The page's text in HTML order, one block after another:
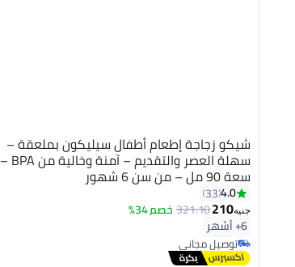
شيكو زجاجة إطعام أطفال سيليكون بملعقة –
سهلة العصر والتقديم – آمنة وخالية من BPA –
سعة 90 مل – من سن 6 شهور
4.0
33
جنيه210
321.10خصم 34%
6+ أشهر
توصيل مجاني
توصيل مجاني